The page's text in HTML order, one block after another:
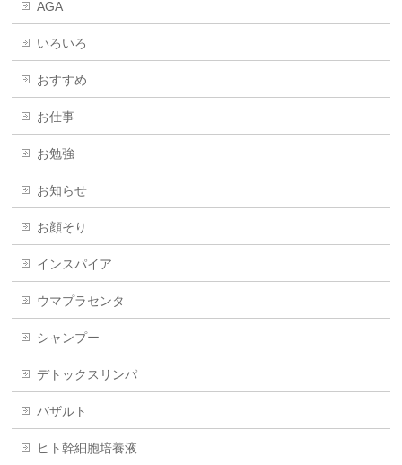
AGA
いろいろ
おすすめ
お仕事
お勉強
お知らせ
お顔そり
インスパイア
ウマプラセンタ
シャンプー
デトックスリンパ
バザルト
ヒト幹細胞培養液